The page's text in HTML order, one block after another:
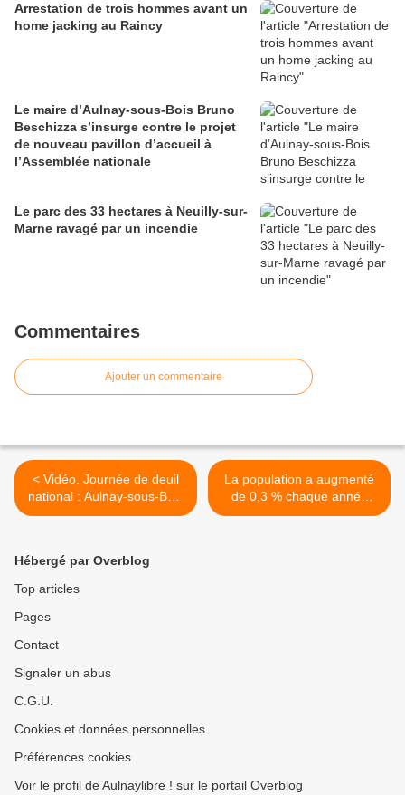
Arrestation de trois hommes avant un
home jacking au Raincy
Le maire d’Aulnay-sous-Bois Bruno
Beschizza s’insurge contre le projet
de nouveau pavillon d’accueil à
l’Assemblée nationale
Le parc des 33 hectares à Neuilly-sur-
Marne ravagé par un incendie
Commentaires
Ajouter un commentaire
< Vidéo. Journée de deuil
national : Aulnay-sous-Bois
a rendu hommage aux
La population a augmenté
de 0,3 % chaque année
entre 2016 et 2022 à
Hébergé par Overblog
Top articles
Pages
Contact
Signaler un abus
C.G.U.
Cookies et données personnelles
Préférences cookies
Voir le profil de Aulnaylibre ! sur le portail Overblog